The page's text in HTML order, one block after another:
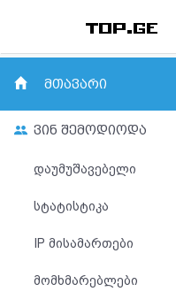
რეიტინგი
(მთავარი)
კითხვა-
პასუხი
ავტორიზაცია
მთავარი
ვინ შემოდიოდა
დაუმუშავებელი
სტატისტიკა
IP მისამართები
მომხმარებლები